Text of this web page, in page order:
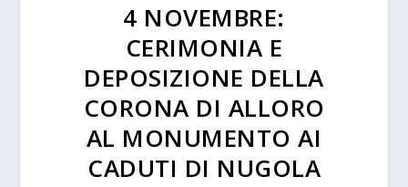
4 NOVEMBRE:
CERIMONIA E
DEPOSIZIONE DELLA
CORONA DI ALLORO
AL MONUMENTO AI
CADUTI DI NUGOLA